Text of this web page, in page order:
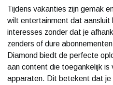
Tijdens vakanties zijn gemak
wilt entertainment dat aansluit
interesses zonder dat je
zenders of dure
Diamond biedt de perfecte
aan content die toegankelijk is
apparaten. Dit betekent dat je